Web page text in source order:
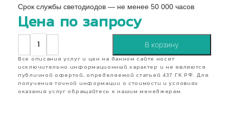
Срок службы светодиодов — не менее 50 000 часов
Цена по запросу
В корзину
Все описания услуг и цен на данном сайте носят
исключительно информационный характер и не являются
публичной офертой, определяемой статьей 437 ГК РФ. Для
получения точной информации о стоимости и условиях
оказания услуг обращайтесь к нашим менеджерам.